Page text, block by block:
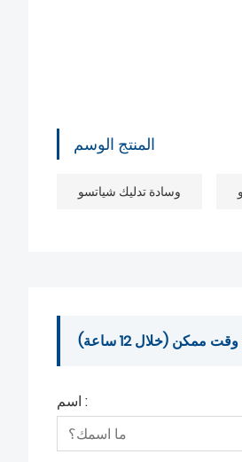
المنتج الوسم
وسادة تدليك شياتسو
(خلال 12 ساعة)
اسم :